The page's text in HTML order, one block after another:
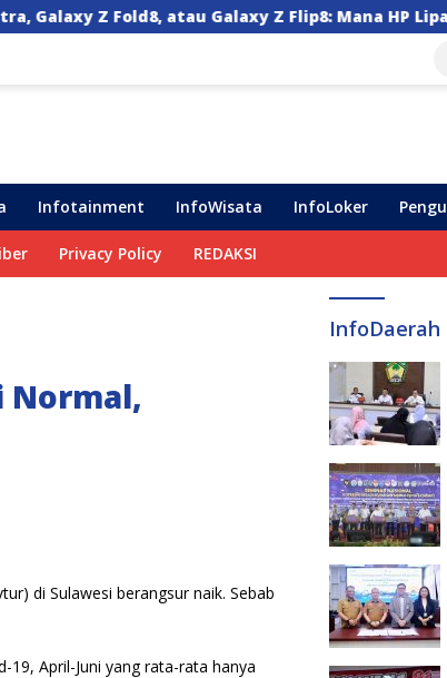
Z Flip8: Mana HP Lipat Terbaik Untukmu di
Infotainment InfoWisata InfoLoker
Privacy Policy REDAKSI
Normal,
di Sulawesi berangsur naik. Sebab
19, April-Juni yang rata-rata hanya
InfoDaerah